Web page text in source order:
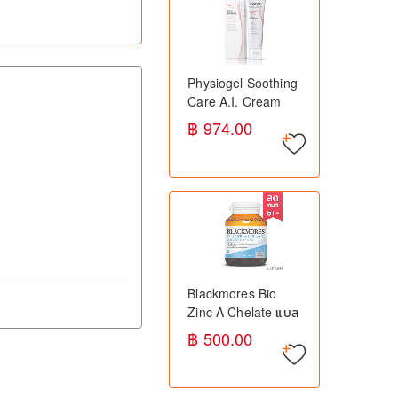
Physiogel Soothing
Care A.I. Cream
50ml ฟิสิโอเจล ครีม
บำรุงผิว สำหรับผิวแพ้
เคือง
฿ 974.00
Blackmores Bio
Zinc A Chelate แบล
คมอร์ส ไบโอ ซิงค์ เอ
คีเลต ภูมิคุ้มกัน ผิว
พรรณ ลดสิว 90 เม็ด
฿ 500.00